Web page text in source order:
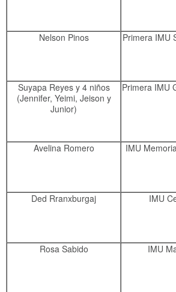
Nelson Pinos Primera IMU
Suyapa Reyes y 4 niños
(Jennifer, Yeimi, Jeison y
Junior)
Primera IMU
Avelina Romero IMU
Ded Rranxburgaj IMU
Rosa Sabido IMU